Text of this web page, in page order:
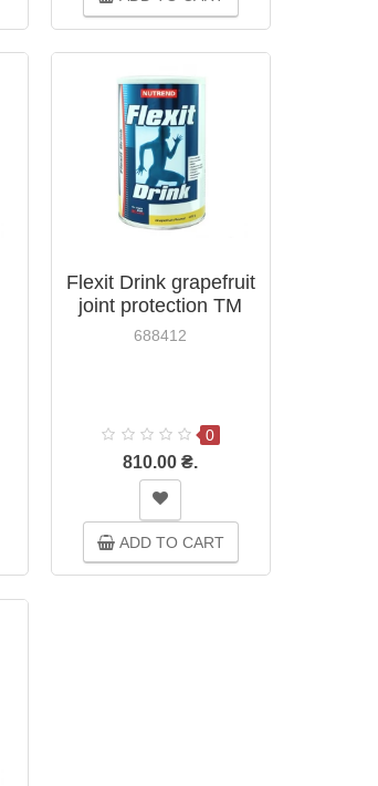
Flexit Drink grapefruit
joint protection TM
Nutrend 400g
688412
0
810.00 ₴.
ADD TO CART